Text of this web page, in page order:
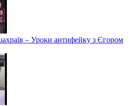
– Уроки антифейку з Єгором